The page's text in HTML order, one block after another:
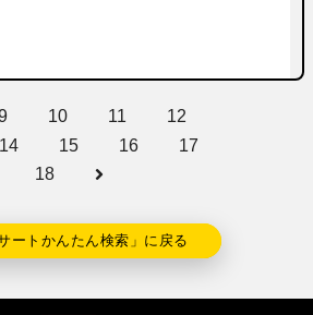
10 11
12
14 15 16
17
18
ートかんたん検索」に戻る